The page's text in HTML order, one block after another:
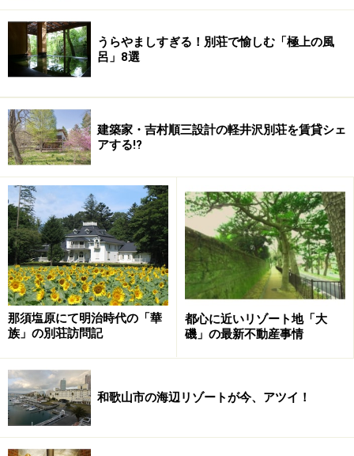
うらやましすぎる！別荘で愉しむ「極上の風
呂」8選
建築家・吉村順三設計の軽井沢別荘を賃貸シェ
アする!?
那須塩原にて明治時代の「華
族」の別荘訪問記
都心に近いリゾート地「大
磯」の最新不動産事情
和歌山市の海辺リゾートが今、アツイ！